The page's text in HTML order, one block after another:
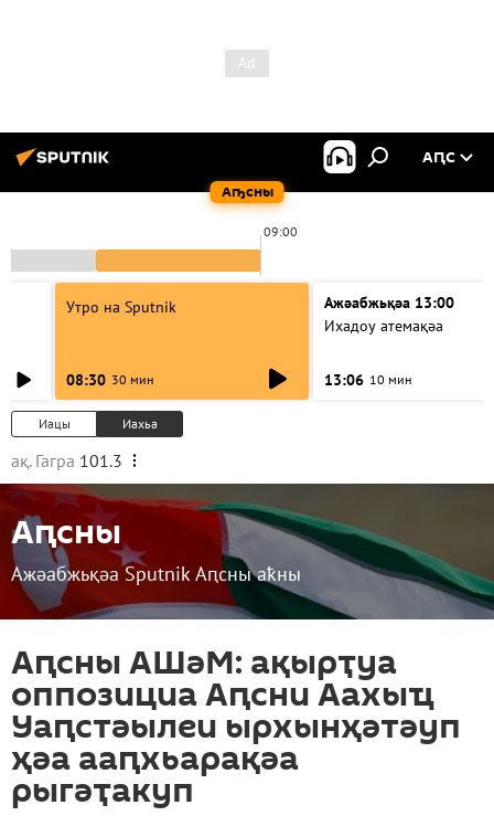
Аҧсны
АԤС
09:00
Утро на Sputnik
08:30 30 мин
Ажәабжьқәа 13:00
Ихадоу атемақәа
13:06 10 мин
Иацы Иахьа
ақ. Гагра 101.3
Аԥсны
Ажәабжьқәа Sputnik Аԥсны аҟны
Аԥсны АШәМ: ақырҭуа
оппозициа Аԥсни Аахыҵ
Уаԥстәылеи ырхынҳәтәуп
ҳәа ааԥхьарақәа
рыгәҭакуп